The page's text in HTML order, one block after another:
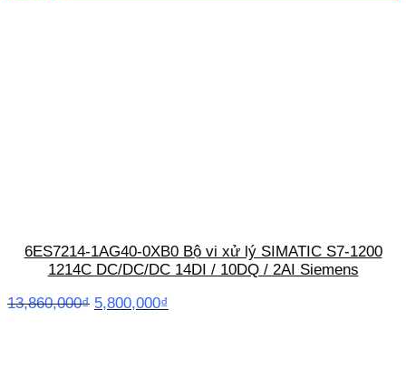
6ES7214-1AG40-0XB0 Bộ vi xử lý SIMATIC S7-1200
1214C DC/DC/DC 14DI / 10DQ / 2AI Siemens
13,860,000₫ Giá
5,800,000₫